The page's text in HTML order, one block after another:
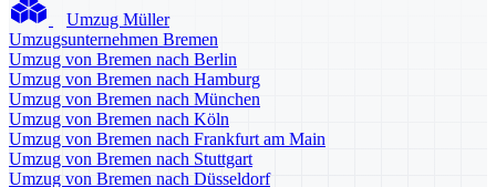
Umzug Müller
Umzugsunternehmen Bremen
Umzug von Bremen nach Berlin
Umzug von Bremen nach Hamburg
Umzug von Bremen nach München
Umzug von Bremen nach Köln
Umzug von Bremen nach Frankfurt am Main
Umzug von Bremen nach Stuttgart
Umzug von Bremen nach Düsseldorf